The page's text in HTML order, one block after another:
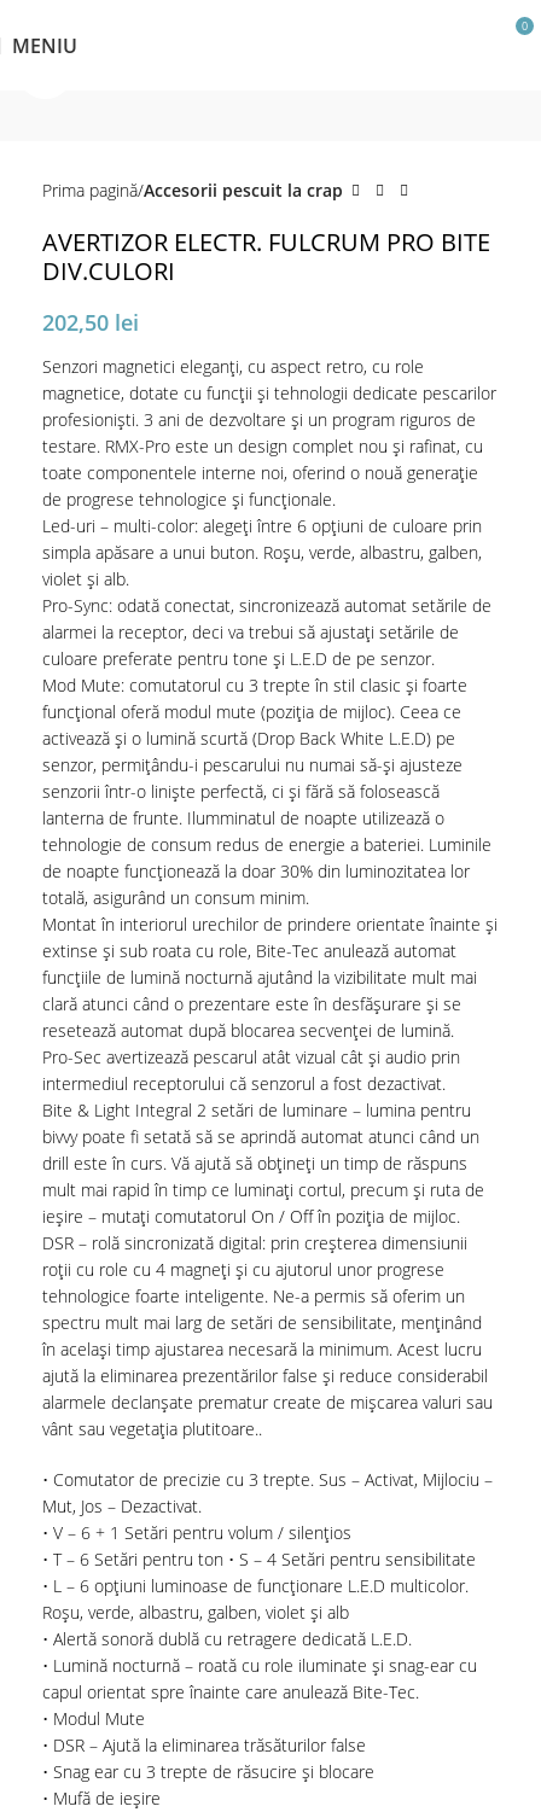
MENIU
0
Prima pagină Accesorii pescuit la crap
AVERTIZOR ELECTR. FULCRUM PRO BITE
DIV.CULORI
202,50 lei
Senzori magnetici eleganți, cu aspect retro, cu role
magnetice, dotate cu funcții și tehnologii dedicate pescarilor
profesioniști. 3 ani de dezvoltare și un program riguros de
testare. RMX-Pro este un design complet nou și rafinat, cu
toate componentele interne noi, oferind o nouă generație
de progrese tehnologice și funcționale.
Led-uri – multi-color: alegeți între 6 opțiuni de culoare prin
simpla apăsare a unui buton. Roșu, verde, albastru, galben,
violet și alb.
Pro-Sync: odată conectat, sincronizează automat setările de
alarmei la receptor, deci va trebui să ajustați setările de
culoare preferate pentru tone și L.E.D de pe senzor.
Mod Mute: comutatorul cu 3 trepte în stil clasic și foarte
funcțional oferă modul mute (poziția de mijloc). Ceea ce
activează și o lumină scurtă (Drop Back White L.E.D) pe
senzor, permițându-i pescarului nu numai să-și ajusteze
senzorii într-o liniște perfectă, ci și fără să folosească
lanterna de frunte. Ilumminatul de noapte utilizează o
tehnologie de consum redus de energie a bateriei. Luminile
de noapte funcționează la doar 30% din luminozitatea lor
totală, asigurând un consum minim.
Montat în interiorul urechilor de prindere orientate înainte și
extinse și sub roata cu role, Bite-Tec anulează automat
funcțiile de lumină nocturnă ajutând la vizibilitate mult mai
clară atunci când o prezentare este în desfășurare și se
resetează automat după blocarea secvenței de lumină.
Pro-Sec avertizează pescarul atât vizual cât și audio prin
intermediul receptorului că senzorul a fost dezactivat.
Bite & Light Integral 2 setări de luminare – lumina pentru
bivvy poate fi setată să se aprindă automat atunci când un
drill este în curs. Vă ajută să obțineți un timp de răspuns
mult mai rapid în timp ce luminați cortul, precum și ruta de
ieșire – mutați comutatorul On / Off în poziția de mijloc.
DSR – rolă sincronizată digital: prin creșterea dimensiunii
roții cu role cu 4 magneți și cu ajutorul unor progrese
tehnologice foarte inteligente. Ne-a permis să oferim un
spectru mult mai larg de setări de sensibilitate, menținând
în același timp ajustarea necesară la minimum. Acest lucru
ajută la eliminarea prezentărilor false și reduce considerabil
alarmele declanșate prematur create de mișcarea valuri sau
vânt sau vegetația plutitoare..
• Comutator de precizie cu 3 trepte. Sus – Activat, Mijlociu –
Mut, Jos – Dezactivat.
• V – 6 + 1 Setări pentru volum / silențios
• T – 6 Setări pentru ton • S – 4 Setări pentru sensibilitate
• L – 6 opțiuni luminoase de funcționare L.E.D multicolor.
Roșu, verde, albastru, galben, violet și alb
• Alertă sonoră dublă cu retragere dedicată L.E.D.
• Lumină nocturnă – roată cu role iluminate și snag-ear cu
capul orientat spre înainte care anulează Bite-Tec.
• Modul Mute
• DSR – Ajută la eliminarea trăsăturilor false
• Snag ear cu 3 trepte de răsucire și blocare
• Mufă de ieșire